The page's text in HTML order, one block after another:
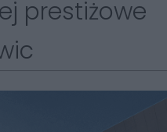
prestiżowe